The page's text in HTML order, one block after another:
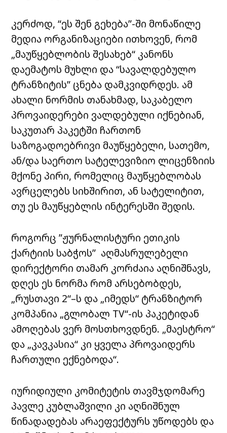
კერძოდ, “ეს შენ გეხება”-ში მონაწილე
მედია ორგანიზაციები ითხოვენ, რომ
„მაუწყებლობის შესახებ“ კანონს
დაემატოს მუხლი და “სავალდებულო
ტრანზიტის” ცნება დამკვიდრდეს. ამ
ახალი ნორმის თანახმად, საკაბელო
პროვაიდერები ვალდებული იქნებიან,
საკუთარ პაკეტში ჩართონ
საზოგადოებრივი მაუწყებელი, სათემო,
ან/და საერთო სატელევიზიო ლიცენზიის
მქონე პირი, რომელიც მაუწყებლობას
ავრცელებს სიხშირით, ან სატელიტით,
თუ ეს მაუწყებლის ინტერესში შედის.
როგორც ”ჟურნალისტური ეთიკის
ქარტიის საბჭოს” აღმასრულებელი
დირექტორი თამარ კორძაია აღნიშნავს,
დღეს ეს ნორმა რომ არსებობდეს,
„რუსთავი 2“–ს და „იმედს“ ტრანზიტორ
კომპანია „გლობალ TV“-ის პაკეტიდან
ამოღებას ვერ მოსთხოვდნენ. „მაესტრო“
და „კავკასია“ კი ყველა პროვაიდერს
ჩართული ექნებოდა“.
იურიდიული კომიტეტის თავმჯდომარე
პავლე კუბლაშვილი კი აღნიშნულ
წინადადებას არაეფექტურს უწოდებს და